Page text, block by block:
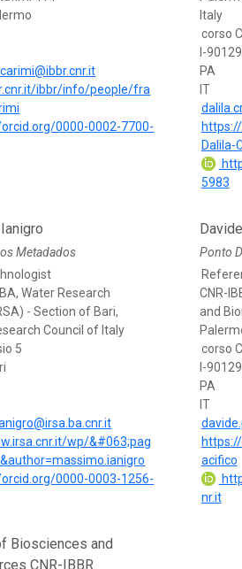
ibbr/info/people/fra
0000-0002-7700-
Italy
corso
I-
PA
IT
Dalila-
5983
Metadados
Water Research
- Section of Bari,
Council of Italy
5
wp/&#063;pag
0000-0003-1256-
Ponto
CNR-
and
corso
I-
PA
IT
acifico
nr.it
Biosciences and
CNR-IBBR